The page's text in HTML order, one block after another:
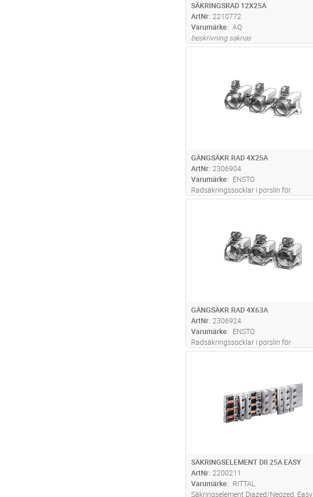
SÄKRINGSRAD 12X25A
ArtNr 2210772
Varumärke
AQ
beskrivning saknas
GÄNGSÄKR.RAD 4X25A
ArtNr 2306904
Varumärke
ENSTO
Radsäkringssocklar i porslin för
diazedsäkringar, storlek DII max 25 A.
GÄNGSÄKR.RAD 4X63A
ArtNr 2306924
Varumärke
ENSTO
Radsäkringssocklar i porslin för
diazedsäkringar, storlek DIII max 63 A.
SÄKRINGSELEMENT DII 25A EASY
ArtNr 2200211
Varumärke
RITTAL
Säkringselement Diazed/Neozed, Easy